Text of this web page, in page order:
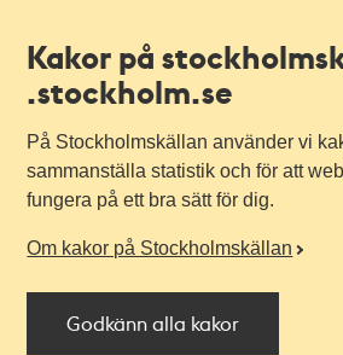
Kakor på
.stockholm.se
På Stockholmskällan använder vi
sammanställa statistik och för att
fungera på ett bra sätt för dig.
Om kakor på Stockholmskällan
Godkänn alla kakor